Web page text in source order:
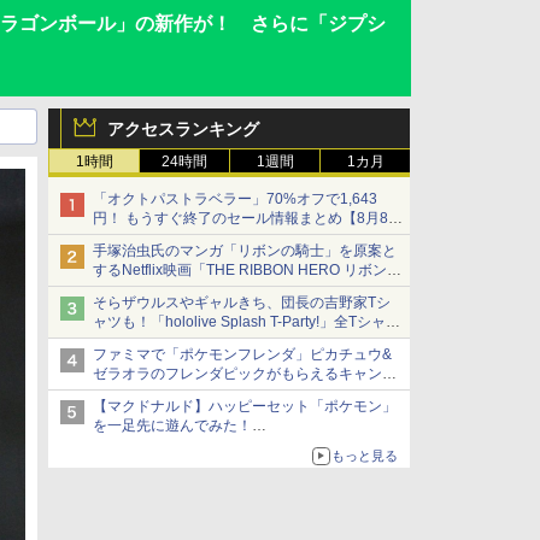
ゴンボール」の新作が！ さらに「ジプシ
アクセスランキング
1時間 24時間 1週間 1カ月
「オクトパストラベラー」70%オフで1,643
円！ もうすぐ終了のセール情報まとめ【8月8日
更新】
ニンテンドーeショップでは「大神 絶景版」が
67%オフで990円
手塚治虫氏のマンガ「リボンの騎士」を原案と
するNetflix映画「THE RIBBON HERO リボンヒ
ーロー」本日配信開始
そらザウルスやギャルきち、団長の吉野家Tシ
ャツも！「hololive Splash T-Party!」全Tシャツ
ラインナップ公開＆オンライン販売開始
ファミマで「ポケモンフレンダ」ピカチュウ&
ゼラオラのフレンダピックがもらえるキャンペ
ーン開催！
【マクドナルド】ハッピーセット「ポケモン」
を一足先に遊んでみた！
30周年を記念して30種類のポケモンがおもちゃ
もっと見る